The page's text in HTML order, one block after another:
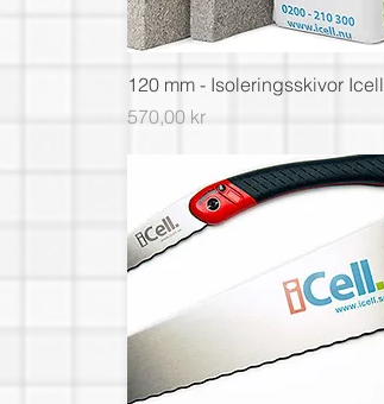
120 mm - Isoleringsskivor Icell
Pris
570,00 kr